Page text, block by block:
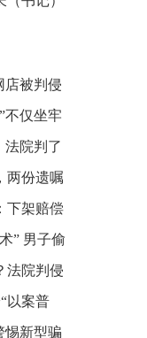
店被判侵
不仅坐牢
法院判了
两份遗嘱
下架赔偿
” 男子偷
法院判侵
以案普
惕新型骗